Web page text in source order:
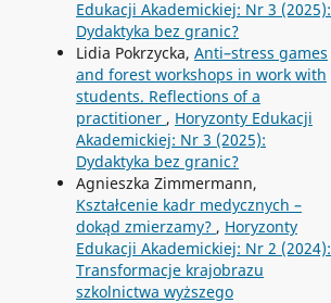
Edukacji Akademickiej: Nr 3 (2025):
Dydaktyka bez granic?
Lidia Pokrzycka, Anti–stress games
and forest workshops in work with
students. Reflections of a
practitioner , Horyzonty Edukacji
Akademickiej: Nr 3 (2025):
Dydaktyka bez granic?
Agnieszka Zimmermann,
Kształcenie kadr medycznych –
dokąd zmierzamy? , Horyzonty
Edukacji Akademickiej: Nr 2 (2024):
Transformacje krajobrazu
szkolnictwa wyższego